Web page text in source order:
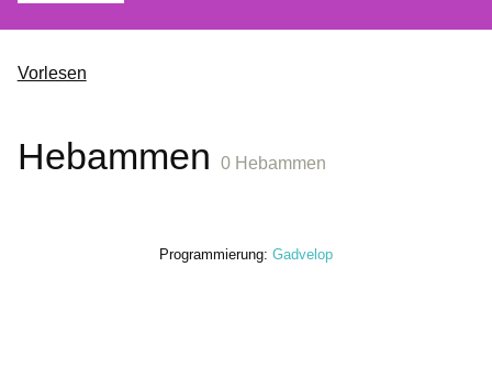
Vorlesen
Hebammen 0 Hebammen
Programmierung: Gadvelop